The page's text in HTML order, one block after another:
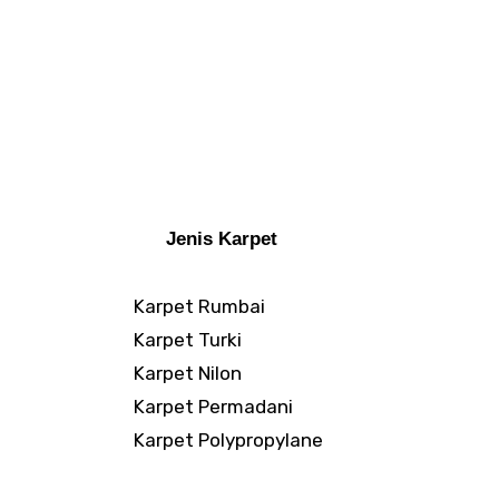
Jenis Karpet
Karpet Rumbai
Karpet Turki
Karpet Nilon
Karpet Permadani
Karpet Polypropylane